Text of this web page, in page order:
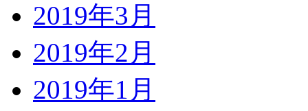
2019年3月
2019年2月
2019年1月